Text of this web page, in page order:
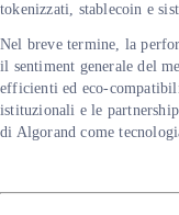
tokenizzati, stablecoin e
Nel breve termine, la
il sentiment generale del
efficienti ed eco-
istituzionali e le
di Algorand come